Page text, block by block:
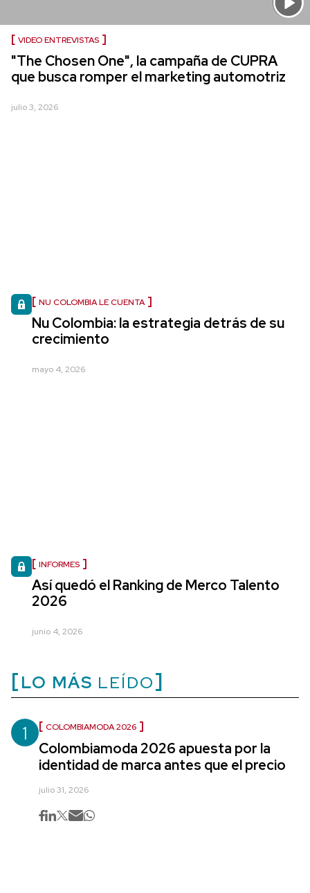
VIDEO ENTREVISTAS
"The Chosen One", la campaña de CUPRA
que busca romper el marketing automotriz
julio 3, 2026
NU COLOMBIA LE CUENTA
Nu Colombia: la estrategia detrás de su
crecimiento
mayo 4, 2026
INFORMES
Así quedó el Ranking de Merco Talento
2026
junio 4, 2026
LO MÁS LEÍDO
1 COLOMBIAMODA 2026
Colombiamoda 2026 apuesta por la
identidad de marca antes que el precio
julio 31, 2026